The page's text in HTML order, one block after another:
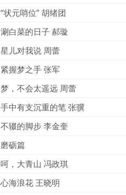
“状元哨位” 胡绪团
涮白菜的日子 郝璇
星儿对我说 周蕾
紧握梦之手 张军
梦，不会太遥远 周蕾
手中有支沉重的笔 张骥
不辍的脚步 李金奎
磨砺篇
呵，大青山 冯政琪
心海浪花 王晓明